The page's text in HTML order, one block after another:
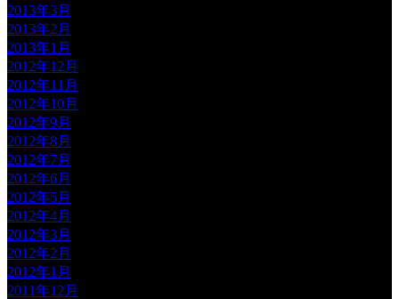
2013年3月
2013年2月
2013年1月
2012年12月
2012年11月
2012年10月
2012年9月
2012年8月
2012年7月
2012年6月
2012年5月
2012年4月
2012年3月
2012年2月
2012年1月
2011年12月